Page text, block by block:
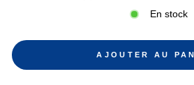
En stock
AJOUTER AU